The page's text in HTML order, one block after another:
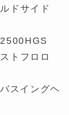
ドサイド
トフロロ
スイングヘ